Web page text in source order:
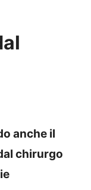
anche il
chirurgo